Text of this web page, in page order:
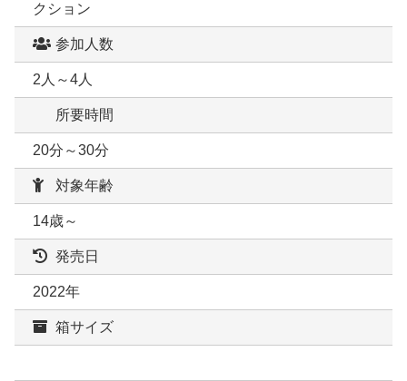
クション
参加人数
2人～4人
所要時間
20分～30分
対象年齢
14歳～
発売日
2022年
箱サイズ